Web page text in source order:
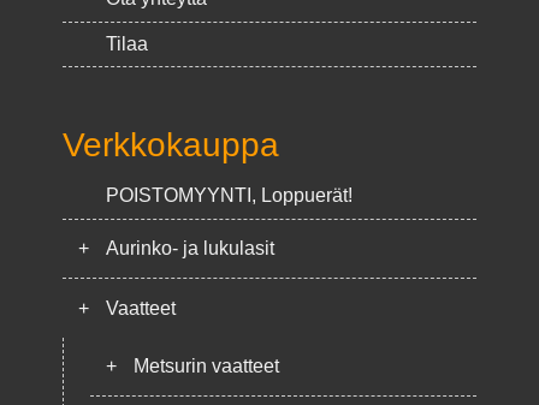
Tilaa
Verkkokauppa
POISTOMYYNTI, Loppuerät!
+ Aurinko- ja lukulasit
+ Vaatteet
+ Metsurin vaatteet